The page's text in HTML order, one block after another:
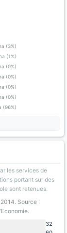
(3%)
(1%)
(0%)
(0%)
(0%)
(0%)
(96%)
les services de
portant sur des
sont retenues.
Source :
32